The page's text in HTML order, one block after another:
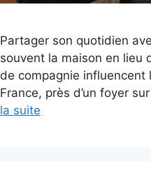
Partager son quotidien
souvent la maison en lieu
de compagnie influencent
France, près d’un foyer
la suite